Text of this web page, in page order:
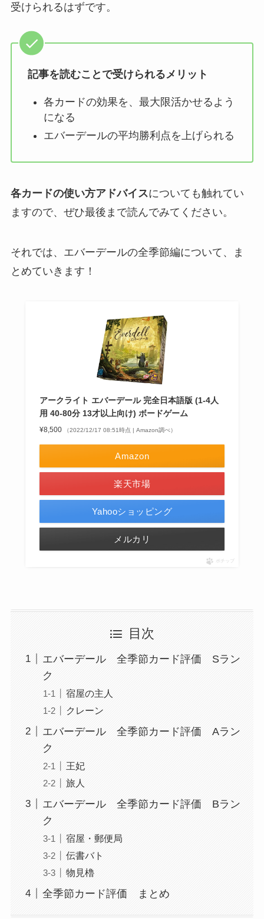
受けられるはずです。
記事を読むことで受けられるメリット
各カードの効果を、最大限活かせるよう
になる
エバーデールの平均勝利点を上げられる
各カードの使い方アドバイスについても触れてい
ますので、ぜひ最後まで読んでみてください。
それでは、エバーデールの全季節編について、ま
とめていきます！
アークライト エバーデール 完全日本語版 (1-4人
用 40-80分 13才以上向け) ボードゲーム
¥8,500 （2022/12/17 08:51時点 | Amazon調べ）
Amazon
楽天市場
Yahooショッピング
メルカリ
ポチップ
目次
エバーデール 全季節カード評価 Sラン
ク
宿屋の主人
クレーン
エバーデール 全季節カード評価 Aラン
ク
王妃
旅人
エバーデール 全季節カード評価 Bラン
ク
宿屋・郵便局
伝書バト
物見櫓
全季節カード評価 まとめ